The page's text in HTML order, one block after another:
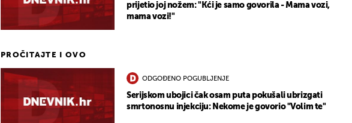
prijetio joj nožem: "Kći je samo govorila - Mama vozi,
mama vozi!"
PROČITAJTE I OVO
ODGOĐENO POGUBLJENJE
Serijskom ubojici čak osam puta pokušali ubrizgati
smrtonosnu injekciju: Nekome je govorio "Volim te"